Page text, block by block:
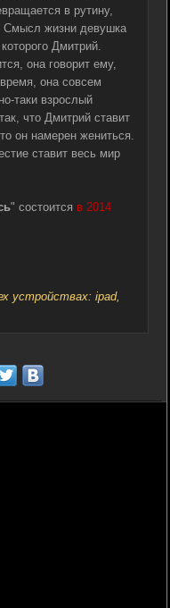
в рутину,
Смысл жизни девушка
Дмитрий.
она говорит ему,
она совсем
таки взрослый
что Дмитрий ставит
он намерен жениться.
ставит весь мир
" состоится в 2014
устройствах: ipad,